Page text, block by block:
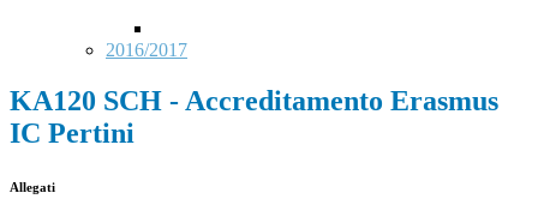
2016/2017
KA120 SCH - Accreditamento Erasmus
IC Pertini
Allegati